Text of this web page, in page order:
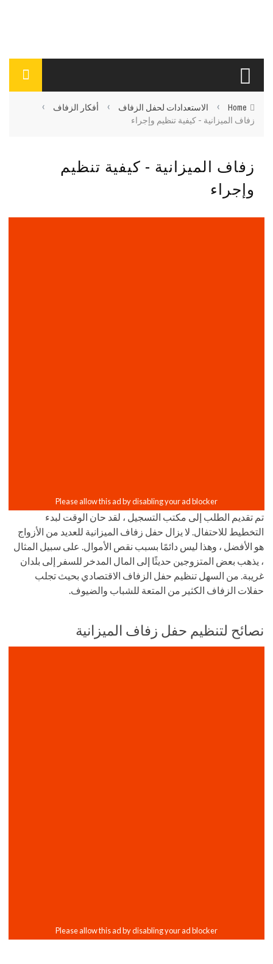
Home
› الاستعدادات لحفل الزفاف › أفكار الزفاف ›
زفاف الميزانية - كيفية تنظيم وإجراء
زفاف الميزانية - كيفية تنظيم
وإجراء
تم تقديم الطلب إلى مكتب التسجيل ، لقد حان الوقت لبدء
التخطيط للاحتفال. لا يزال حفل زفاف الميزانية للعديد من الأزواج
هو الأفضل ، وهذا ليس دائمًا بسبب نقص الأموال. على سبيل المثال
، يذهب بعض المتزوجين حديثًا إلى المال المدخر للسفر إلى بلدان
غريبة. من السهل تنظيم حفل الزفاف الاقتصادي بحيث تجلب
حفلات الزفاف الكثير من المتعة للشباب والضيوف.
نصائح لتنظيم حفل زفاف الميزانية